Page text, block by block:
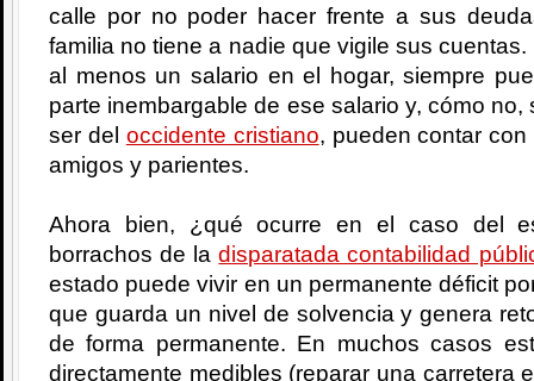
calle por no poder hacer frente a sus
familia no tiene a nadie que vigile sus
al menos un salario en el hogar, siempre
parte inembargable de ese salario y, cómo no,
ser del occidente cristiano, pueden contar
amigos y parientes.
Ahora bien, ¿qué ocurre en el caso del
borrachos de ladisparatada contabilidad
estado puede vivir en un permanente déficit
que guarda un nivel de solvencia y genera
de forma permanente. En muchos casos
directamente medibles (reparar una carretera